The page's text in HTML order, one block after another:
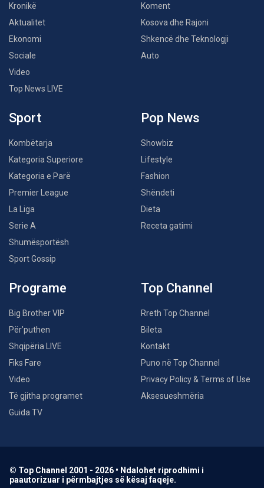
Kronikë
Aktualitet
Ekonomi
Sociale
Video
Top News LIVE
Koment
Kosova dhe Rajoni
Shkencë dhe Teknologji
Auto
Sport
Kombëtarja
Kategoria Superiore
Kategoria e Parë
Premier League
La Liga
Serie A
Shumësportësh
Sport Gossip
Pop News
Showbiz
Lifestyle
Fashion
Shëndeti
Dieta
Receta gatimi
Programe
Big Brother VIP
Për’puthen
Shqipëria LIVE
Fiks Fare
Video
Të gjitha programet
Guida TV
Top Channel
Rreth Top Channel
Bileta
Kontakt
Puno në Top Channel
Privacy Policy & Terms of Use
Aksesueshmëria
© Top Channel 2001 - 2026 • Ndalohet riprodhimi i
paautorizuar i përmbajtjes së kësaj faqeje.